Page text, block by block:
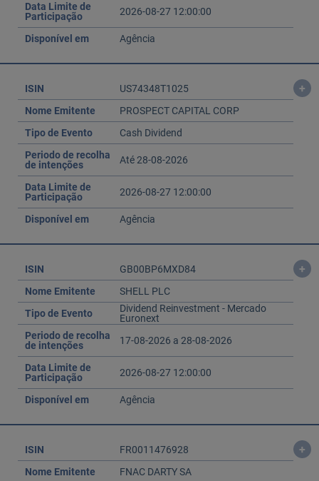
Data Limite de
Participação
2026-08-27 12:00:00
Disponível em Agência
ISIN US74348T1025 +
Nome Emitente
PROSPECT CAPITAL CORP
Tipo de Evento
Cash Dividend
Periodo de recolha
de intenções
Até 28-08-2026
Data Limite de
Participação
2026-08-27 12:00:00
Disponível em Agência
ISIN GB00BP6MXD84 +
Nome Emitente
SHELL PLC
Tipo de Evento
Dividend Reinvestment - Mercado
Euronext
Periodo de recolha
de intenções
17-08-2026 a 28-08-2026
Data Limite de
Participação
2026-08-27 12:00:00
Disponível em Agência
ISIN FR0011476928 +
Nome Emitente
FNAC DARTY SA